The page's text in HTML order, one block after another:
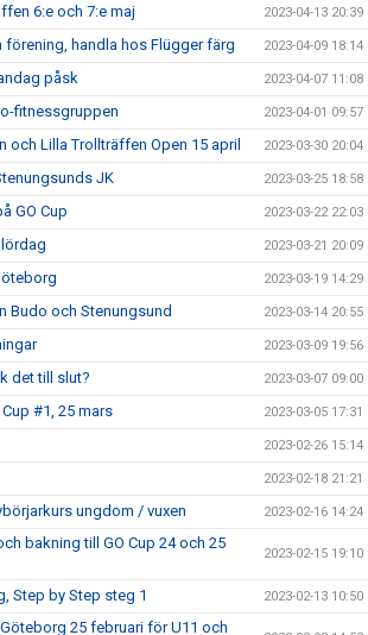
6:e och 7:e maj 2023-04-13 20:39
handla hos Flügger färg 2023-04-09 18:14
påsk 2023-04-07 11:08
fitnessgruppen 2023-04-01 09:57
och Lilla Trollträffen Open 15 april 2023-03-30 20:04
JK 2023-03-25 18:58
GO Cup 2023-03-22 22:03
2023-03-21 20:09
2023-03-19 14:29
Budo och Stenungsund 2023-03-14 20:55
2023-03-09 19:56
det till slut? 2023-03-07 09:00
#1, 25 mars 2023-03-05 17:31
2023-02-26 15:14
2023-02-18 21:21
ungdom / vuxen 2023-02-16 14:24
bakning till GO Cup 24 och 25
2023-02-15 19:10
Step by Step steg 1 2023-02-13 10:50
25 februari för U11 och